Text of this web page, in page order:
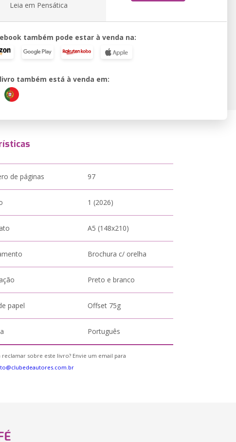
Leia em Pensática
também pode estar à venda na:
também está à venda em:
de páginas 97
1 (2026)
A5 (148x210)
Brochura c/ orelha
Preto e branco
papel Offset 75g
Português
reclamar sobre este livro? Envie um email para